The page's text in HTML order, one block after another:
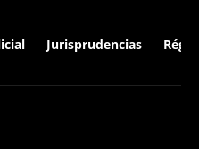
Jurisprudencias